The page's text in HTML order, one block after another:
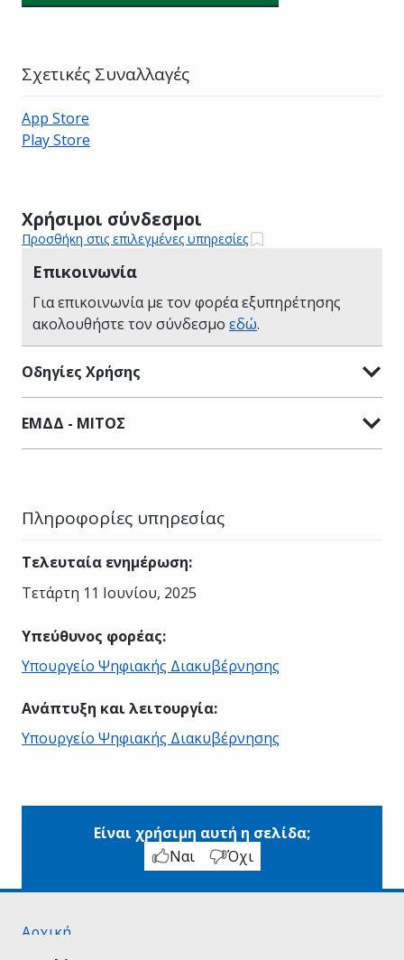
Χρήσιμοι σύνδεσμοι
Προσθήκη στις επιλεγμένες υπηρεσίες
Επικοινωνία
Για επικοινωνία με τον φορέα εξυπηρέτησης
ακολουθήστε τον σύνδεσμο εδώ.
Οδηγίες Χρήσης
ΕΜΔΔ - ΜΙΤΟΣ
Σχετικές Συναλλαγές
App Store
Play Store
Πληροφορίες υπηρεσίας
Τελευταία ενημέρωση:
Τετάρτη 11 Ιουνίου, 2025
Υπεύθυνος φορέας:
Υπουργείο Ψηφιακής Διακυβέρνησης
Ανάπτυξη και λειτουργία:
Υπουργείο Ψηφιακής Διακυβέρνησης
Είναι χρήσιμη αυτή η σελίδα;
Ναι
Όχι
Αρχική